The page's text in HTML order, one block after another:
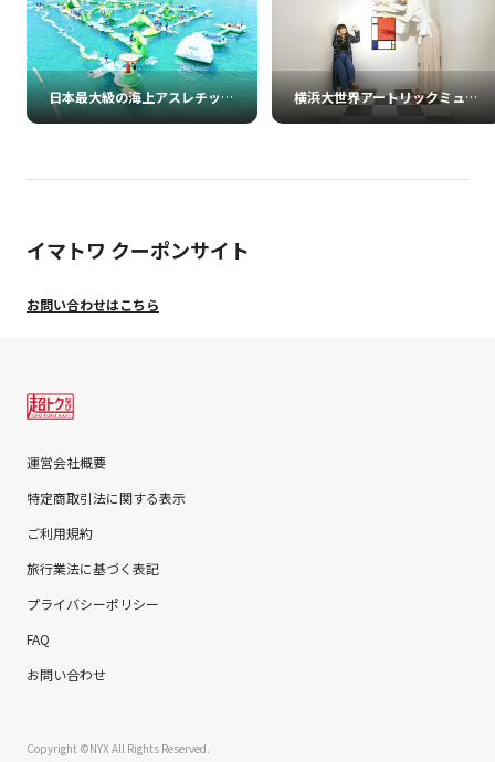
日本最大級の海上アスレチックパーク フロリックシーアドベンチャーパーク淡路島 横浜大世界アートリックミュージアム
イマトワ クーポンサイト
お問い合わせはこちら
運営会社概要
特定商取引法に関する表示
ご利用規約
旅行業法に基づく表記
プライバシーポリシー
FAQ
お問い合わせ
Copyright ©NYX All Rights Reserved.